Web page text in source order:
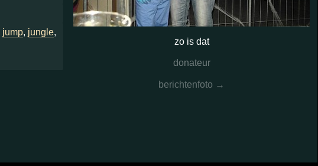
zo is dat
donateur
berichtenfoto →
jump, jungle,